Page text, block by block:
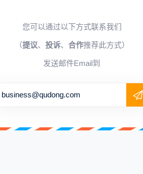
您可以通过以下方式联系我们
（提议、 投诉、 合作推荐此方式）
发送邮件Email到
business@qudong.com